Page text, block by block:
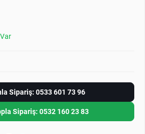
Sipariş: 0533 601 73 96
Sipariş: 0532 160 23 83